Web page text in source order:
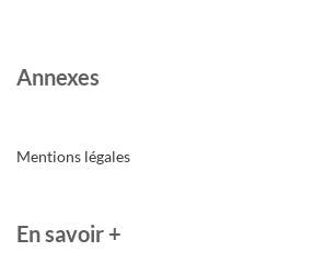
Annexes
Mentions légales
En savoir +